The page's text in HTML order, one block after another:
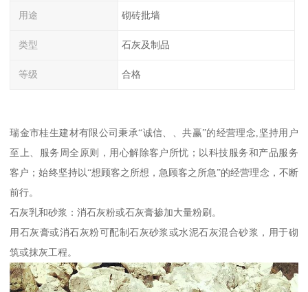
用途 砌砖批墙
类型 石灰及制品
等级 合格
瑞金市桂生建材有限公司秉承“诚信、、共赢”的经营理念,坚持用户
至上、服务周全原则，用心解除客户所忧；以科技服务和产品服务
客户；始终坚持以“想顾客之所想，急顾客之所急”的经营理念，不断
前行。
石灰乳和砂浆：消石灰粉或石灰膏掺加大量粉刷。
用石灰膏或消石灰粉可配制石灰砂浆或水泥石灰混合砂浆，用于砌
筑或抹灰工程。